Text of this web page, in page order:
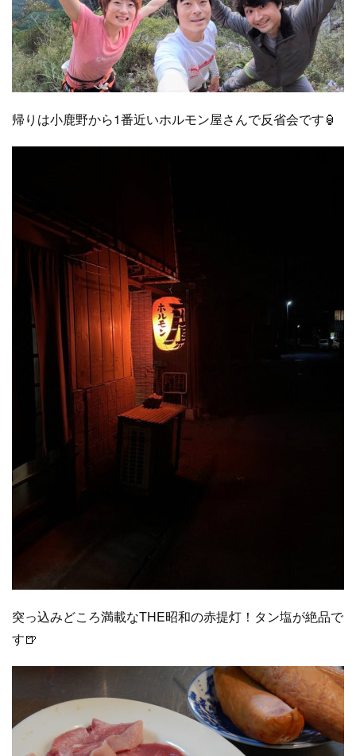
帰りは小鹿野から1番近いホルモン屋さんで反省会です🏮
突っ込みどころ満載なTHE昭和の赤提灯！タン塩が絶品で
す🍺